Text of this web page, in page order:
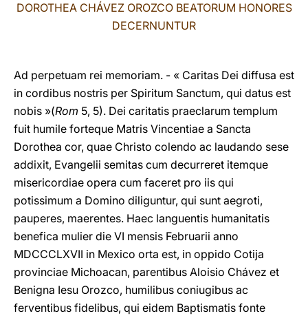
DOROTHEA CHÁVEZ OROZCO BEATORUM HONORES
DECERNUNTUR
Ad perpetuam rei memoriam. - « Caritas Dei diffusa est
in cordibus nostris per Spiritum Sanctum, qui datus est
nobis »(Rom 5, 5). Dei caritatis praeclarum templum
fuit humile forteque Matris Vincentiae a Sancta
Dorothea cor, quae Christo colendo ac laudando sese
addixit, Evangelii semitas cum decurreret itemque
misericordiae opera cum faceret pro iis qui
potissimum a Domino diliguntur, qui sunt aegroti,
pauperes, maerentes. Haec languentis humanitatis
benefica mulier die VI mensis Februarii anno
MDCCCLXVII in Mexico orta est, in oppido Cotija
provinciae Michoacan, parentibus Aloisio Chávez et
Benigna Iesu Orozco, humilibus coniugibus ac
ferventibus fidelibus, qui eidem Baptismatis fonte